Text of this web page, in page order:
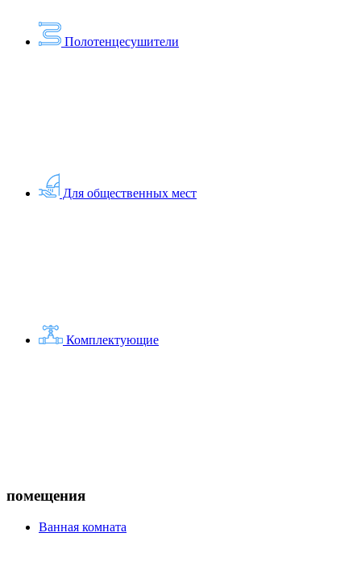
Полотенцесушители
Для общественных мест
Комплектующие
помещения
Ванная комната